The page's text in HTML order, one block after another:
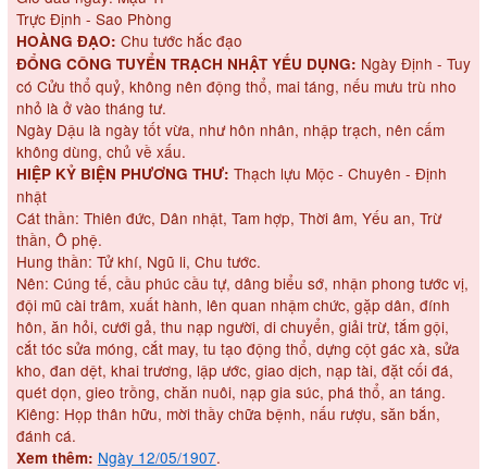
Trực Định - Sao Phòng
HOÀNG ĐẠO: Chu tước hắc đạo
ĐỔNG CÔNG TUYỂN TRẠCH NHẬT YẾU DỤNG: Ngày Định - Tuy
có Cửu thổ quỷ, không nên động thổ, mai táng, nếu mưu trù nho
nhỏ là ở vào tháng tư.
Ngày Dậu là ngày tốt vừa, như hôn nhân, nhập trạch, nên cấm
không dùng, chủ về xấu.
HIỆP KỶ BIỆN PHƯƠNG THƯ: Thạch lựu Mộc - Chuyên - Định
nhật
Cát thần: Thiên đức, Dân nhật, Tam hợp, Thời âm, Yếu an, Trừ
thần, Ô phệ.
Hung thần: Tử khí, Ngũ li, Chu tước.
Nên: Cúng tế, cầu phúc cầu tự, dâng biểu sớ, nhận phong tước vị,
đội mũ cài trâm, xuất hành, lên quan nhậm chức, gặp dân, đính
hôn, ăn hỏi, cưới gả, thu nạp người, di chuyển, giải trừ, tắm gội,
cắt tóc sửa móng, cắt may, tu tạo động thổ, dựng cột gác xà, sửa
kho, đan dệt, khai trương, lập ước, giao dịch, nạp tài, đặt cối đá,
quét dọn, gieo trồng, chăn nuôi, nạp gia súc, phá thổ, an táng.
Kiêng: Họp thân hữu, mời thầy chữa bệnh, nấu rượu, săn bắn,
đánh cá.
Xem thêm: Ngày 12/05/1907.